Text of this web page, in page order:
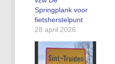
Springplank voor
fietsherstelpunt
28 april 2026